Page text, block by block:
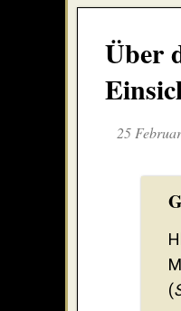
Über
25
(